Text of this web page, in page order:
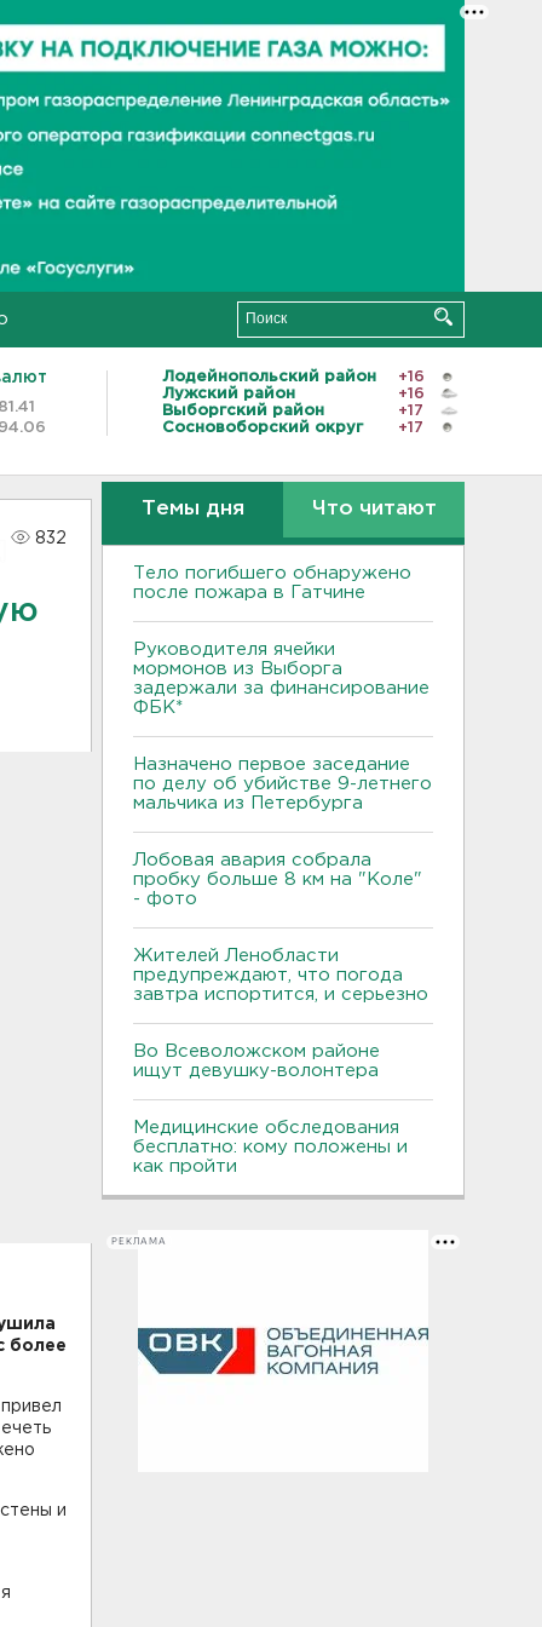
Лодейнопольский район
+16
Лужский район
+16
Выборгский район
+17
Сосновоборский округ
+17
832
более
и
Темы дня Что читают
Тело погибшего обнаружено
после пожара в Гатчине
Руководителя ячейки
мормонов из Выборга
задержали за финансирование
ФБК*
Назначено первое заседание
по делу об убийстве 9-летнего
мальчика из Петербурга
Лобовая авария собрала
пробку больше 8 км на "Коле"
- фото
Жителей Ленобласти
предупреждают, что погода
завтра испортится, и серьезно
Во Всеволожском районе
ищут девушку-волонтера
Медицинские обследования
бесплатно: кому положены и
как пройти
РЕКЛАМА